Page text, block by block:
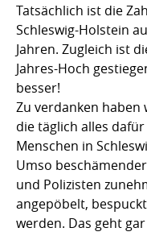
Tatsächlich ist die
Schleswig-Holstein
Jahren. Zugleich ist
Jahres-Hoch
besser!
Zu verdanken haben
die täglich alles
Menschen in
Umso
und Polizisten
angepöbelt,
werden. Das geht